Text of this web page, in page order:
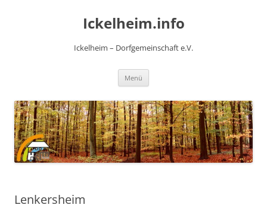
Ickelheim.info
Ickelheim – Dorfgemeinschaft e.V.
Menü
Lenkersheim